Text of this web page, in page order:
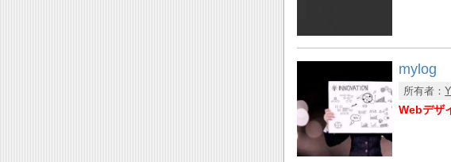
mylog
所有者：
Webデザ